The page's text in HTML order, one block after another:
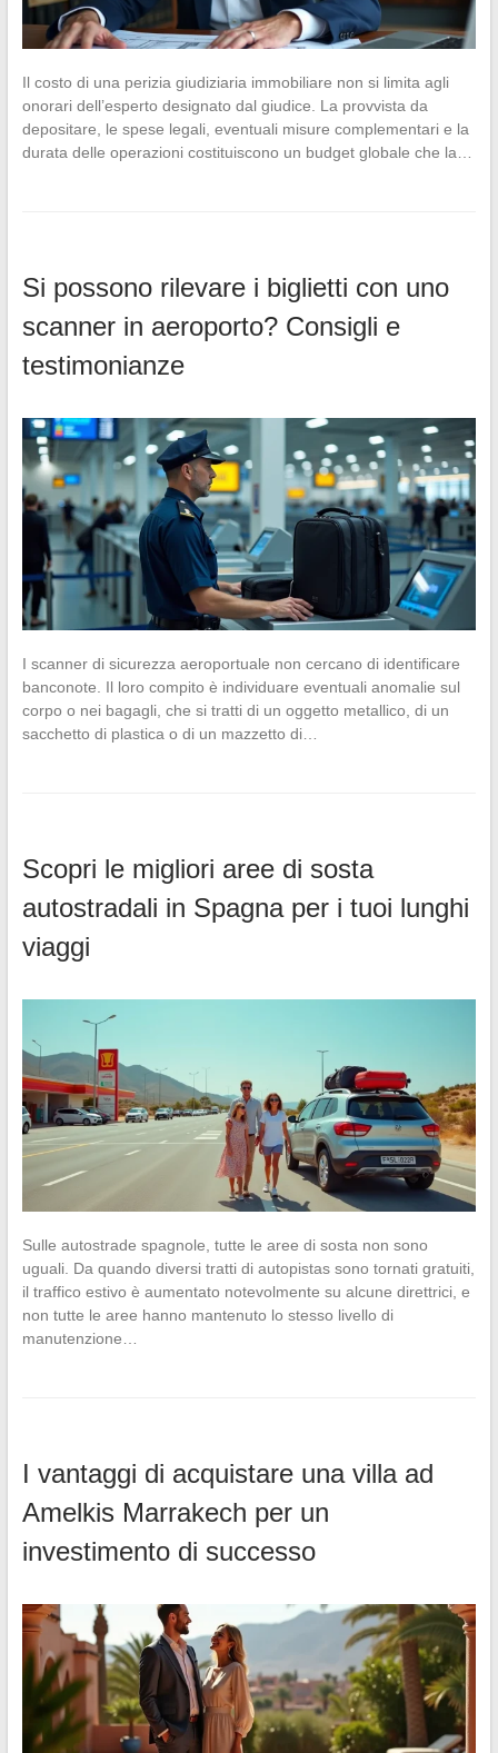
Il costo di una perizia giudiziaria immobiliare non si limita agli
onorari dell’esperto designato dal giudice. La provvista da
depositare, le spese legali, eventuali misure complementari e la
durata delle operazioni costituiscono un budget globale che la…
Si possono rilevare i biglietti con uno
scanner in aeroporto? Consigli e
testimonianze
I scanner di sicurezza aeroportuale non cercano di identificare
banconote. Il loro compito è individuare eventuali anomalie sul
corpo o nei bagagli, che si tratti di un oggetto metallico, di un
sacchetto di plastica o di un mazzetto di…
Scopri le migliori aree di sosta
autostradali in Spagna per i tuoi lunghi
viaggi
Sulle autostrade spagnole, tutte le aree di sosta non sono
uguali. Da quando diversi tratti di autopistas sono tornati gratuiti,
il traffico estivo è aumentato notevolmente su alcune direttrici, e
non tutte le aree hanno mantenuto lo stesso livello di
manutenzione…
I vantaggi di acquistare una villa ad
Amelkis Marrakech per un
investimento di successo